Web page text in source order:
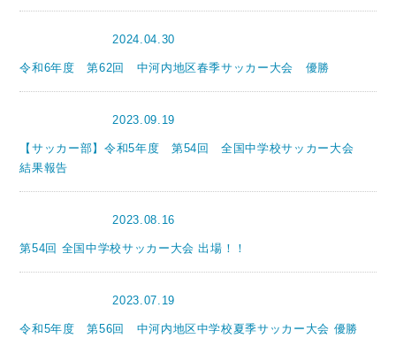
2024.04.30
令和6年度 第62回 中河内地区春季サッカー大会 優勝
2023.09.19
【サッカー部】令和5年度 第54回 全国中学校サッカー大会
結果報告
2023.08.16
第54回 全国中学校サッカー大会 出場！！
2023.07.19
令和5年度 第56回 中河内地区中学校夏季サッカー大会 優勝